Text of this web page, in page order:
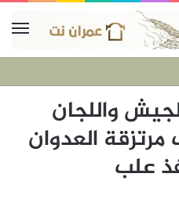
واللجان
العدوان
علب